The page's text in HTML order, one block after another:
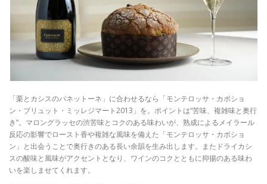
「栗とカシスのパネットーネ」に合わせるなら「モンテロッサ・カボショ
ン・ブリュット・ミッレジマート2013」を。ポイントは“苦味、複雑味と奥行
き”。マロングラッセの渋苦味とコクのある味わいが、熟成によるメイラール
反応の影響でロースト香や複雑な風味を備えた「モンテロッサ・カボショ
ン」と出会うことで奥行きのある長い余韻を生み出します。またドライカシ
スの酸味と風味がアクセントとなり、ワインのコクとともに抑揚のある味わ
いを楽しませてくれます。